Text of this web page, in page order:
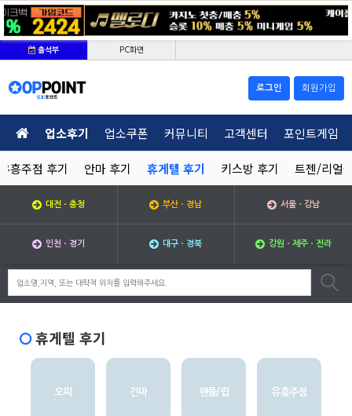
출석부 PC화면
로그인 회원가입
업소후기 업소쿠폰 커뮤니티 고객센터 포인트게임
유흥주점 후기 안마 후기 휴게텔 후기 키스방 후기 트젠/리얼
대전ㆍ충청 부산ㆍ경남 서울ㆍ강남
인천ㆍ경기 대구ㆍ경북 강원ㆍ제주ㆍ전라
휴게텔 후기
오피 건마 핸플/립 유흥주점